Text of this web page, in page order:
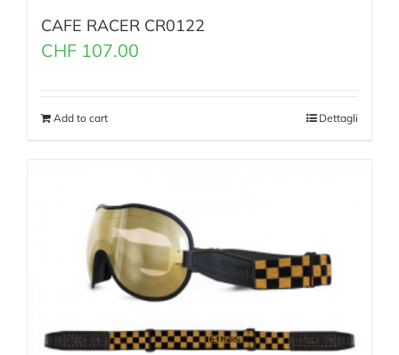
CAFE RACER CR0122
CHF 107.00
Add to cart Dettagli